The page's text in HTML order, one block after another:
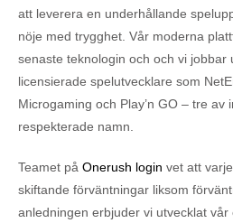
att leverera en underhållande
nöje med trygghet. Vår moderna
senaste teknologin och och vi jobbar
licensierade spelutvecklare som
Microgaming och Play’n GO – tre av
respekterade namn.
Teamet på Onerush login vet att
skiftande förväntningar liksom
anledningen erbjuder vi utvecklat